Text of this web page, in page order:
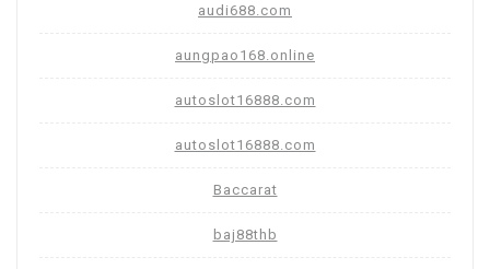
audi688.com
aungpao168.online
autoslot16888.com
autoslot16888.com
Baccarat
baj88thb